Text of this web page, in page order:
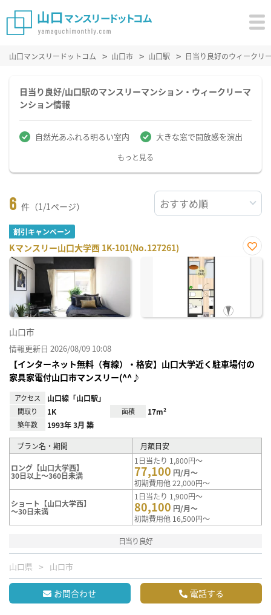
山口マンスリードットコム 山口市 山口駅 日当り良好のウィークリ
日当り良好/山口駅のマンスリーマンション・ウィークリーマ
ンション情報
自然光あふれる明るい室内 大きな窓で開放感を演出
もっと見る
6 件（1/1ページ）
割引キャンペーン
Kマンスリー山口大学西 1K-101(No.127261)
お気
山口市
情報更新日 2026/08/09 10:08
【インターネット無料（有線）・格安】山口大学近く駐車場付の
家具家電付山口市マンスリー(^^♪
アクセス 山口線「山口駅」
間取り 1K 面積 17m²
築年数 1993年 3月 築
プラン名・期間 月額目安
ロング【山口大学西】
30日以上～360日未満
1日当たり 1,800円～
77,100 円/月～
初期費用他 22,000円～
ショート【山口大学西】
～30日未満
1日当たり 1,900円～
80,100 円/月～
初期費用他 16,500円～
日当り良好
山口県 山口市
お問合わせ 電話する